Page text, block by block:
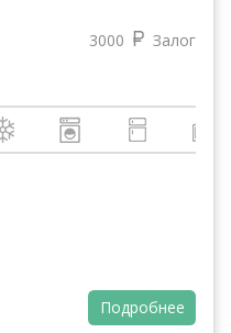
3000 Залог
Подробнее